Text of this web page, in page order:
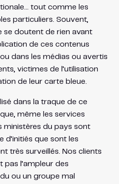
tout comme les
particuliers. Souvent,
se doutent de rien avant
de ces contenus
dans les médias ou avertis
victimes de l’utilisation
de leur carte bleue.
dans la traque de ce
même les services
ministères du pays sont
d’initiés que sont les
très surveillés. Nos clients
pas l’ampleur des
ou un groupe mal